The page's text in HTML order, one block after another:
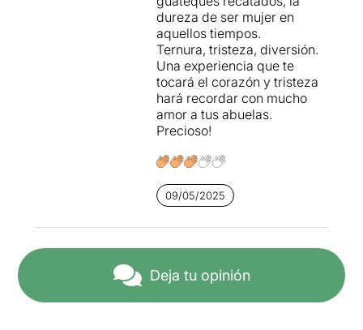
dureza de ser mujer en
aquellos tiempos.
Ternura, tristeza, diversión.
Una experiencia que te
tocará el corazón y tristeza
hará recordar con mucho
amor a tus abuelas.
Precioso!
09/05/2025
Deja tu opinión